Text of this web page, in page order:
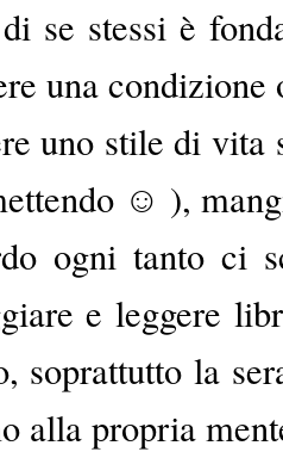
se stessi è
una
uno stile di
☺ ),
ogni tanto ci
e leggere
soprattutto la
alla propria